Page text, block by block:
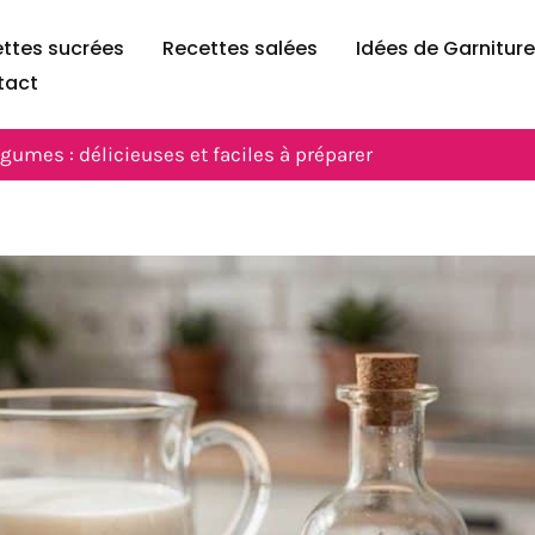
sucrées Recettes salées Idées de
: délicieuses et faciles à préparer